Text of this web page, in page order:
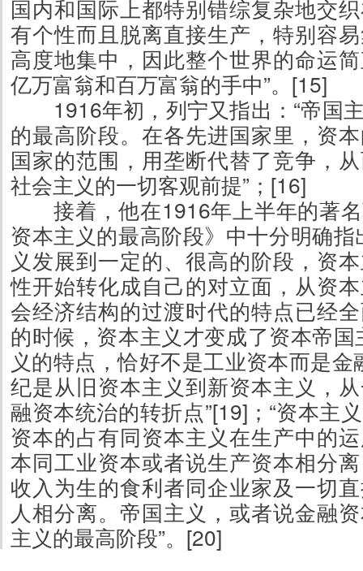
国内和国际上都特别错综复杂地交
有个性而且脱离直接生产，特别容
高度地集中，因此整个世界的命运
亿万富翁和百万富翁的手中”。[15]
1916年初，列宁又指出：“帝国
的最高阶段。在各先进国家里，资
国家的范围，用垄断代替了竞争，
社会主义的一切客观前提”；[16]
接着，他在1916年上半年的著
资本主义的最高阶段》中十分明确指
义发展到一定的、很高的阶段，资
性开始转化成自己的对立面，从资
会经济结构的过渡时代的特点已经
的时候，资本主义才变成了资本帝国
义的特点，恰好不是工业资本而是金
纪是从旧资本主义到新资本主义，
融资本统治的转折点”[19]；“资本主
资本的占有同资本主义在生产中的
本同工业资本或者说生产资本相分
收入为生的食利者同企业家及一切
人相分离。帝国主义，或者说金融
主义的最高阶段”。[20]